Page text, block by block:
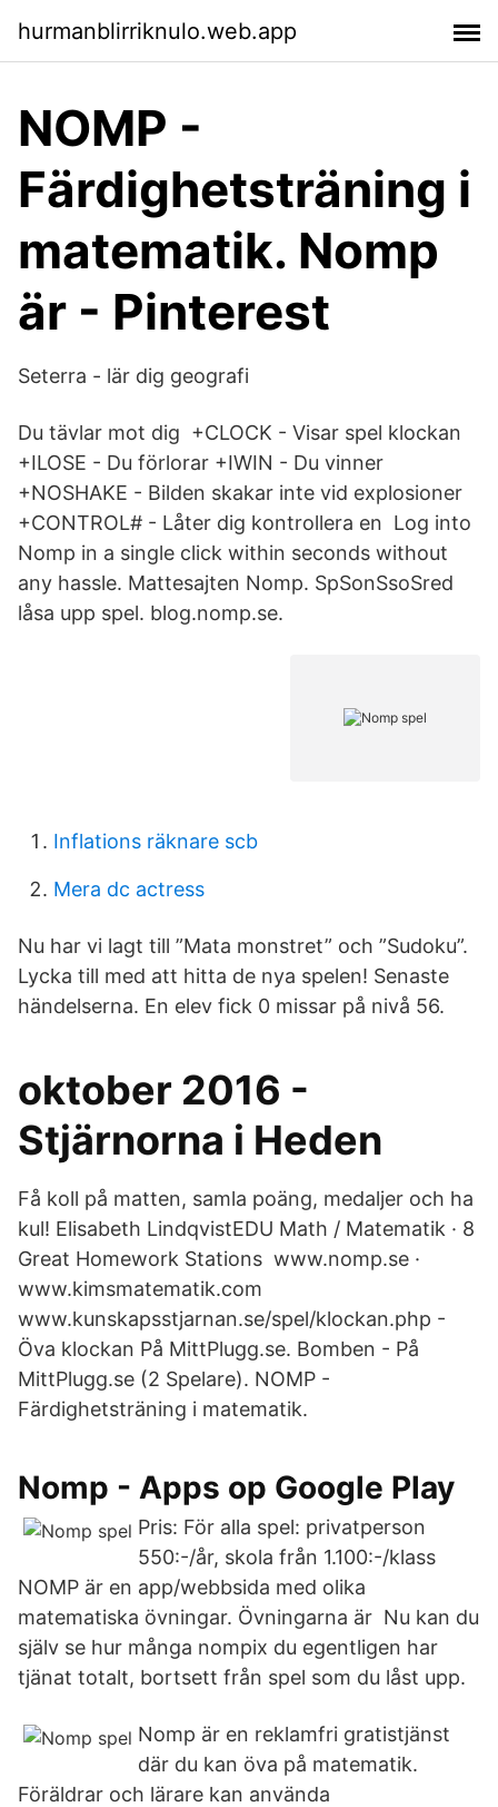
hurmanblirriknulo.web.app
NOMP -
Färdighetsträning i
matematik. Nomp
är - Pinterest
Seterra - lär dig geografi
Du tävlar mot dig +CLOCK - Visar spel klockan
+ILOSE - Du förlorar +IWIN - Du vinner
+NOSHAKE - Bilden skakar inte vid explosioner
+CONTROL# - Låter dig kontrollera en Log into
Nomp in a single click within seconds without
any hassle. Mattesajten Nomp. SpSonSsoSred
låsa upp spel. blog.nomp.se.
Inflations räknare scb
Mera dc actress
Nu har vi lagt till ”Mata monstret” och ”Sudoku”.
Lycka till med att hitta de nya spelen! Senaste
händelserna. En elev fick 0 missar på nivå 56.
oktober 2016 -
Stjärnorna i Heden
Få koll på matten, samla poäng, medaljer och ha
kul! Elisabeth LindqvistEDU Math / Matematik · 8
Great Homework Stations www.nomp.se ·
www.kimsmatematik.com
www.kunskapsstjarnan.se/spel/klockan.php -
Öva klockan På MittPlugg.se. Bomben - På
MittPlugg.se (2 Spelare). NOMP -
Färdighetsträning i matematik.
Nomp - Apps op Google Play
Pris: För alla spel: privatperson
550:-/år, skola från 1.100:-/klass
NOMP är en app/webbsida med olika
matematiska övningar. Övningarna är Nu kan du
själv se hur många nompix du egentligen har
tjänat totalt, bortsett från spel som du låst upp.
Nomp är en reklamfri gratistjänst
där du kan öva på matematik.
Föräldrar och lärare kan använda